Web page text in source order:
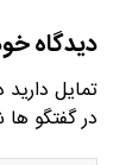
دیدگاه
تمایل
در گفتگو